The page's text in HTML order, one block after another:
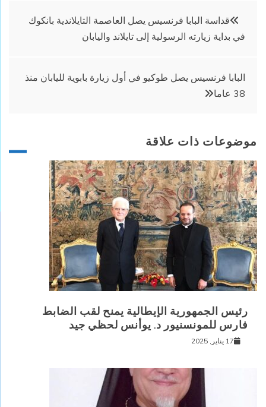
تصفّح
المقالات
قداسة البابا فرنسيس يصل العاصمة التايلاندية بانكوك
في بداية زيارته الرسولية إلى تايلاند واليابان
البابا فرنسيس يصل طوكيو في أول زيارة بابوية لليابان منذ
38 عاما
موضوعات ذات علاقة
رئيس الجمهورية الإيطالية يمنح لقب الضابط
فارس للمونسنيور د. يوأنس لحظي جيد
17 يناير, 2025